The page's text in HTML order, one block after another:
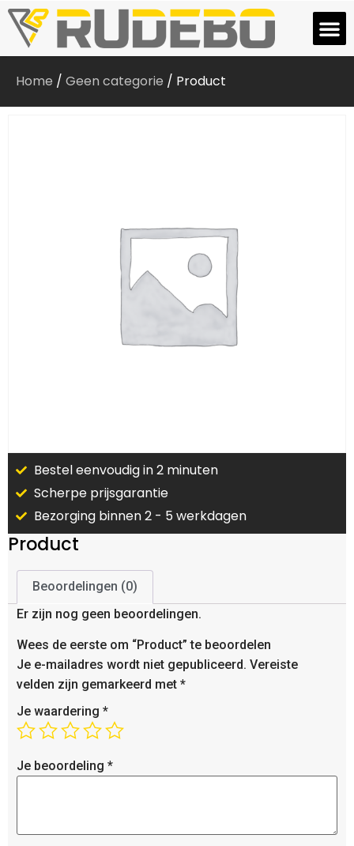
Home / Geen categorie / Product
Bestel eenvoudig in 2 minuten
Scherpe prijsgarantie
Bezorging binnen 2 - 5 werkdagen
Product
Beoordelingen (0)
Er zijn nog geen beoordelingen.
Wees de eerste om “Product” te beoordelen
Je e-mailadres wordt niet gepubliceerd. Vereiste
velden zijn gemarkeerd met *
Je waardering *
Je beoordeling *